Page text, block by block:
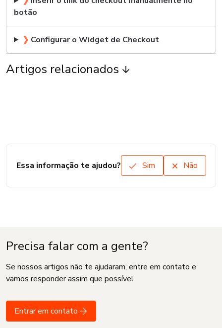
botão
❯ Configurar o Widget de Checkout
Artigos relacionados
Essa informação te ajudou? Sim Não
Precisa falar com a gente?
Se nossos artigos não te ajudaram, entre em contato e
vamos responder assim que possível
Entrar em contato